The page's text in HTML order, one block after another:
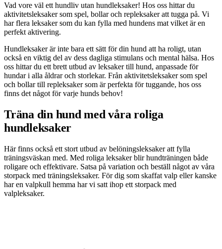
Vad vore väl ett hundliv utan hundleksaker! Hos oss hittar du
aktivitetsleksaker som spel, bollar och repleksaker att tugga på. Vi
har flera leksaker som du kan fylla med hundens mat vilket är en
perfekt aktivering.
Hundleksaker är inte bara ett sätt för din hund att ha roligt, utan
också en viktig del av dess dagliga stimulans och mental hälsa. Hos
oss hittar du ett brett utbud av leksaker till hund, anpassade för
hundar i alla åldrar och storlekar. Från aktivitetsleksaker som spel
och bollar till repleksaker som är perfekta för tuggande, hos oss
finns det något för varje hunds behov!
Träna din hund med våra roliga
hundleksaker
Här finns också ett stort utbud av belöningsleksaker att fylla
träningsväskan med. Med roliga leksaker blir hundträningen både
roligare och effektivare. Satsa på variation och beställ något av våra
storpack med träningsleksaker. För dig som skaffat valp eller kanske
har en valpkull hemma har vi satt ihop ett storpack med
valpleksaker.